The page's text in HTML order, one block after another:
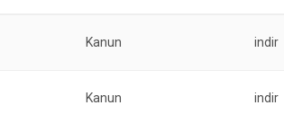
Sultanhisar
Kanun indir
Kanun indir